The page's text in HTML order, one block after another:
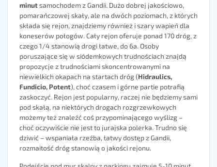
minutsamochodem z Gandii. Dużo dobrej jakościowo,
pomarańczowej skały, ale na dwóch poziomach, z których
składa się rejon, znajdziemy również i szary wapień dla
koneserów połogów. Cały rejon oferuje ponad 170 dróg, z
czego 1/4 stanowią drogi łatwe, do 6a. Osoby
poruszające się w siódemkowych trudnościach znajdą
propozycje z trudnościami skoncentrowanymi na
niewielkich okapach na startach dróg (Hidraulics,
Fundicio, Potent), choć czasem i górne partie potrafią
zaskoczyć. Rejon jest popularny, raczej nie będziemy sami
pod skałą, na niektórych drogach rozgrzewkowych
możemy też znaleźć coś przypominającego wyślizg –
choć oczywiście nie jest to jurajska polerka. Trudno się
dziwić – wspaniała rzeźba, łatwy dostęp z Gandii,
rozmaitość dróg stanowią o jakości rejonu.